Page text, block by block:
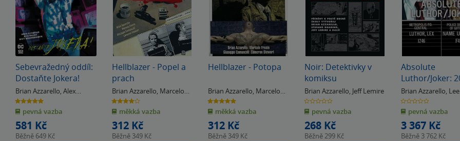
Sebevražedný oddíl:
Dostaňte Jokera!
Brian Azzarello, Alex
Maleev
5.0
z
5
hvězdiček
pevná vazba
581 Kč
Běžně 649 Kč
Hellblazer - Popel a
prach
Brian Azzarello, Marcelo
Frusin
4.0
z
5
hvězdiček
měkká vazba
312 Kč
Běžně 349 Kč
Hellblazer - Potopa
Brian Azzarello, Marcelo
Frusin
5.0
z
5
hvězdiček
měkká vazba
312 Kč
Běžně 349 Kč
Noir: Detektivky v
komiksu
Brian Azzarello, Jeff Lemire
0.0
z
5
hvězdiček
pevná vazba
268 Kč
Běžně299 Kč
Absolute
Luthor/Joker:
Edition
Brian Azzarello, Lee
Bermejo
0.0
z
5
hvězdiček
pevná vazba
3 367 Kč
Běžně 3 762 Kč